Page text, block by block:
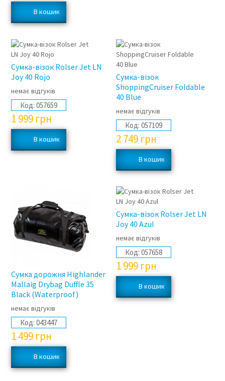
Сумка-візок Rolser Jet LN
Joy 40 Rojo
немає відгуків
Код: 057659
1 999 грн
Сумка-візок
ShoppingCruiser Foldable
40 Blue
немає відгуків
Код: 057109
2 749 грн
Сумка дорожня Highlander
Mallaig Drybag Duffle 35
Black (Waterproof)
немає відгуків
Код: 043447
1 499 грн
Сумка-візок Rolser Jet LN
Joy 40 Azul
немає відгуків
Код: 057658
1 999 грн